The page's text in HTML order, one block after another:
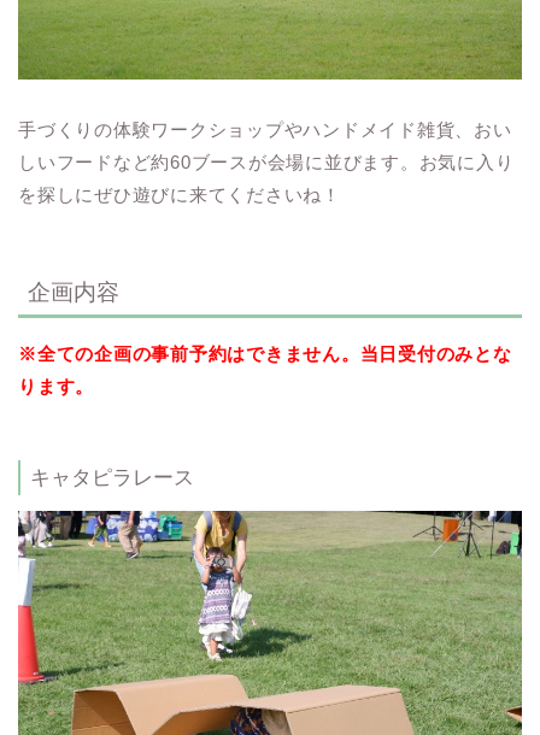
手づくりの体験ワークショップやハンドメイド雑貨、おい
しいフードなど約60ブースが会場に並びます。お気に入り
を探しにぜひ遊びに来てくださいね！
企画内容
※全ての企画の事前予約はできません。当日受付のみとな
ります。
キャタピラレース